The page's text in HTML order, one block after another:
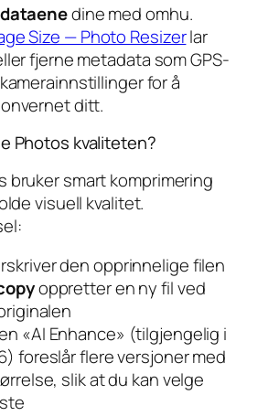
dine med omhu.
Size — Photo Resizerlar
fjerne metadata som GPS-
for å
ditt.
Photos kvaliteten?
bruker smart komprimering
visuell kvalitet.
den opprinnelige filen
oppretter en ny fil ved
«AI Enhance» (tilgjengelig i
foreslår flere versjoner med
slik at du kan velge